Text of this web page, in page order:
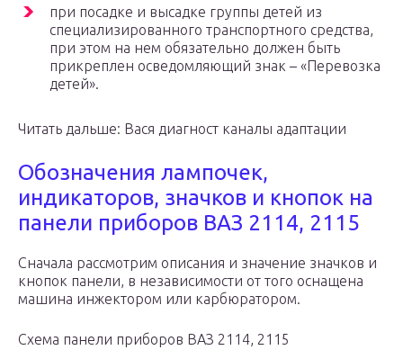
при посадке и высадке группы детей из
специализированного транспортного средства,
при этом на нем обязательно должен быть
прикреплен осведомляющий знак – «Перевозка
детей».
Читать дальше: Вася диагност каналы адаптации
Обозначения лампочек,
индикаторов, значков и кнопок на
панели приборов ВАЗ 2114, 2115
Сначала рассмотрим описания и значение значков и
кнопок панели, в независимости от того оснащена
машина инжектором или карбюратором.
Схема панели приборов ВАЗ 2114, 2115